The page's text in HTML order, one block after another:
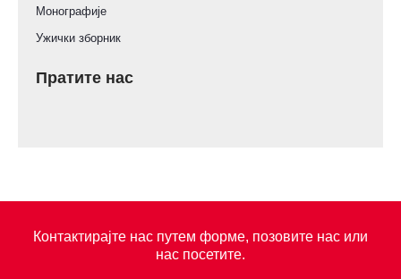
Монографије
Ужички зборник
Пратите нас
Контактирајте нас путем форме, позовите нас или
нас посетите.